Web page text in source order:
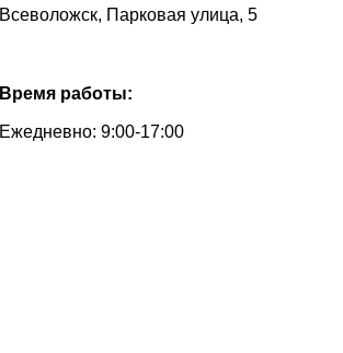
Время работы:
Ежедневно: 9:00-17:00
Всеволожск, Парковая улица, 5